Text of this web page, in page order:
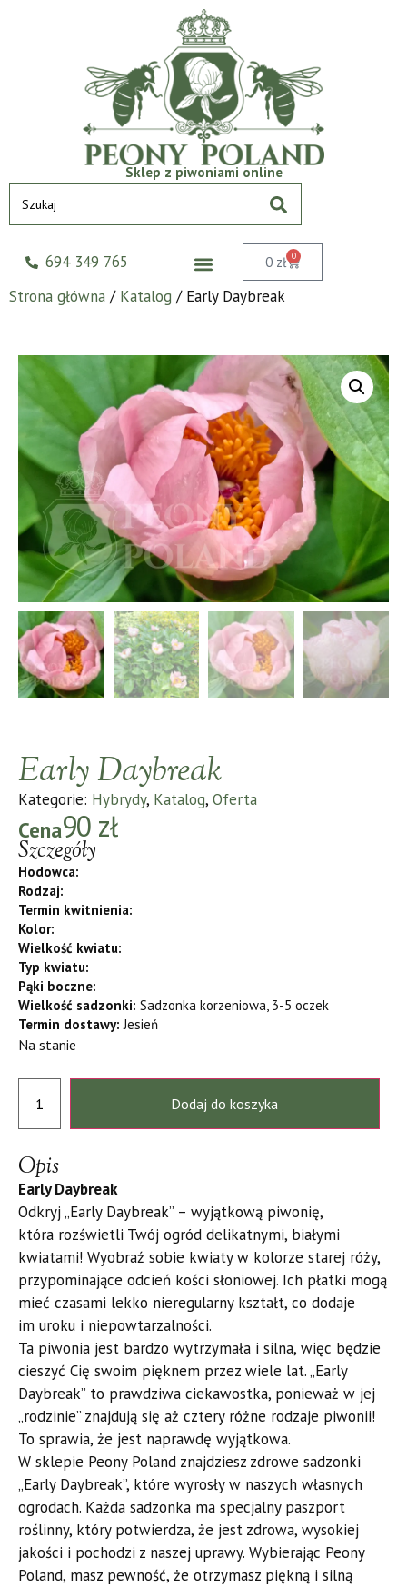
Sklep z piwoniami online
694 349 765 0 zł 0
Strona główna / Katalog / Early Daybreak
Early Daybreak
Kategorie: Hybrydy, Katalog, Oferta
Cena90 zł
Szczegóły
Hodowca:
Rodzaj:
Termin kwitnienia:
Kolor:
Wielkość kwiatu:
Typ kwiatu:
Pąki boczne:
Wielkość sadzonki: Sadzonka korzeniowa, 3-5 oczek
Termin dostawy: Jesień
Na stanie
Dodaj do koszyka
Opis
Early Daybreak
Odkryj „Early Daybreak” – wyjątkową piwonię,
która rozświetli Twój ogród delikatnymi, białymi
kwiatami! Wyobraź sobie kwiaty w kolorze starej róży,
przypominające odcień kości słoniowej. Ich płatki mogą
mieć czasami lekko nieregularny kształt, co dodaje
im uroku i niepowtarzalności.
Ta piwonia jest bardzo wytrzymała i silna, więc będzie
cieszyć Cię swoim pięknem przez wiele lat. „Early
Daybreak” to prawdziwa ciekawostka, ponieważ w jej
„rodzinie” znajdują się aż cztery różne rodzaje piwonii!
To sprawia, że jest naprawdę wyjątkowa.
W sklepie Peony Poland znajdziesz zdrowe sadzonki
„Early Daybreak”, które wyrosły w naszych własnych
ogrodach. Każda sadzonka ma specjalny paszport
roślinny, który potwierdza, że jest zdrowa, wysokiej
jakości i pochodzi z naszej uprawy. Wybierając Peony
Poland, masz pewność, że otrzymasz piękną i silną